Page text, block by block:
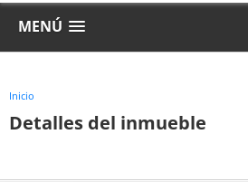
MENÚ
Inicio
Detalles del inmueble